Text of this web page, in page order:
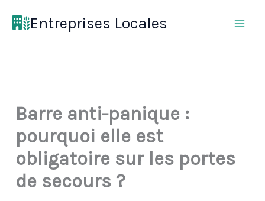
Entreprises Locales
Barre anti-panique :
pourquoi elle est
obligatoire sur les portes
de secours ?